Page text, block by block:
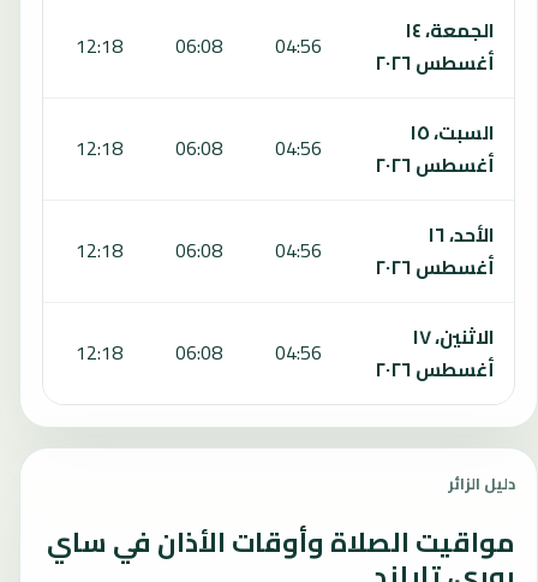
الجمعة، ١٤
أغسطس ٢٠٢٦
04:56
06:08
12:18
السبت، ١٥
أغسطس ٢٠٢٦
04:56
06:08
12:18
الأحد، ١٦
أغسطس ٢٠٢٦
04:56
06:08
12:18
الاثنين، ١٧
أغسطس ٢٠٢٦
04:56
06:08
12:18
دليل الزائر
مواقيت الصلاة وأوقات الأذان في ساي